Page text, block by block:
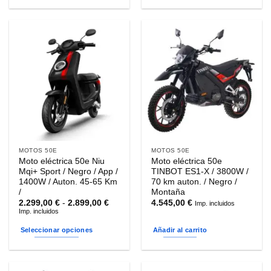
2.899,00 €
múltiples
variantes.
opciones
pueden
página
de
producto
múltiples
variantes.
opciones
se
pueden
elegir
en
página
de
producto
MOTOS 50E
Moto eléctrica 50e Niu
Mqi+ Sport / Negro / App /
1400W / Auton. 45-65 Km
/
2.299,00€ - 2.899,00€Rango
2.899,00 €
Imp. incluidos
Seleccionar opciones
MOTOS 50E
Moto eléctrica 50e
TINBOT ES1-X / 3800W /
70 km auton. / Negro /
Montaña
4.545,00€ Imp. incluidos
Añadir al carrito